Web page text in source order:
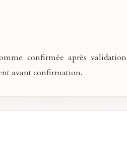
confirmée après validation
avant confirmation.